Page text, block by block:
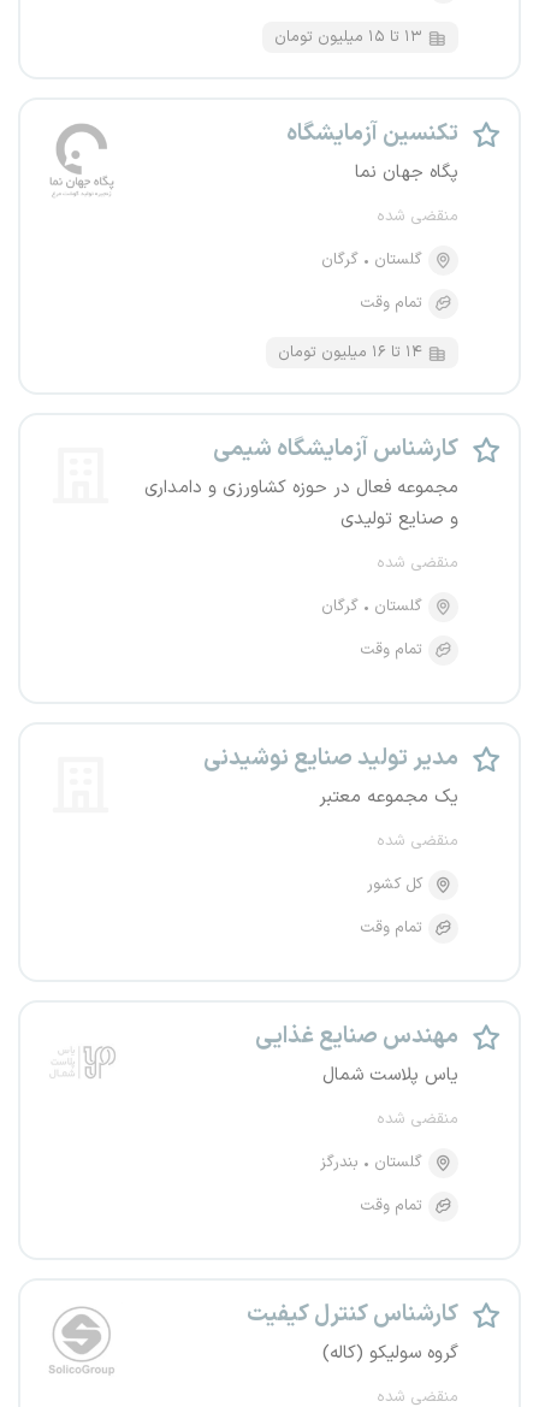
۱۳ تا ۱۵ میلیون تومان
تکنسین آزمایشگاه
پگاه جهان نما
منقضی شده
گلستان
گرگان
تمام وقت
۱۴ تا ۱۶ میلیون تومان
کارشناس آزمایشگاه شیمی
مجموعه فعال در حوزه کشاورزی و دامداری
و صنایع تولیدی
منقضی شده
گلستان
گرگان
تمام وقت
مدیر تولید صنایع نوشیدنی
یک مجموعه معتبر
منقضی شده
کل کشور
تمام وقت
مهندس صنایع غذایی
یاس پلاست شمال
منقضی شده
گلستان
بندرگز
تمام وقت
کارشناس کنترل کیفیت
گروه سولیکو (کاله)
منقضی شده